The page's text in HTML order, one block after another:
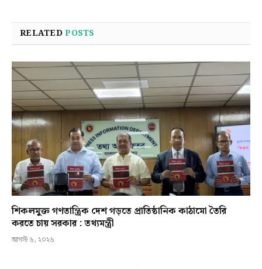
RELATEDPOSTS
শিকলমুক্ত গণতান্ত্রিক দেশ গড়তে প্রাতিষ্ঠানিক কাঠামো তৈরি
করতে চায় সরকার : তথ্যমন্ত্রী
আগস্ট ৬, ২০২৬